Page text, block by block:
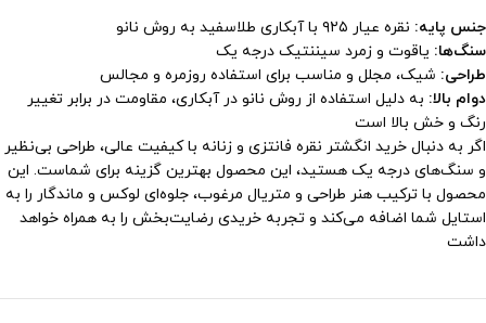
جنس پایه: نقره عیار ۹۲۵ با آبکاری طلاسفید به روش نانو
سنگ‌ها: یاقوت و زمرد سیننتیک درجه یک
طراحی: شیک، مجلل و مناسب برای استفاده روزمره و مجالس
دوام بالا: به دلیل استفاده از روش نانو در آبکاری، مقاومت در برابر تغییر
رنگ و خش بالا است
اگر به دنبال خرید انگشتر نقره فانتزی و زنانه با کیفیت عالی، طراحی بی‌نظیر
و سنگ‌های درجه یک هستید، این محصول بهترین گزینه برای شماست. این
محصول با ترکیب هنر طراحی و متریال مرغوب، جلوه‌ای لوکس و ماندگار را به
استایل شما اضافه می‌کند و تجربه خریدی رضایت‌بخش را به همراه خواهد
داشت